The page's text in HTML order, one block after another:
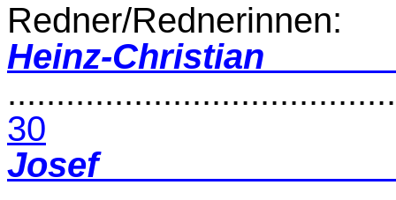
Redner/Rednerinnen:
Heinz-
30
Josef